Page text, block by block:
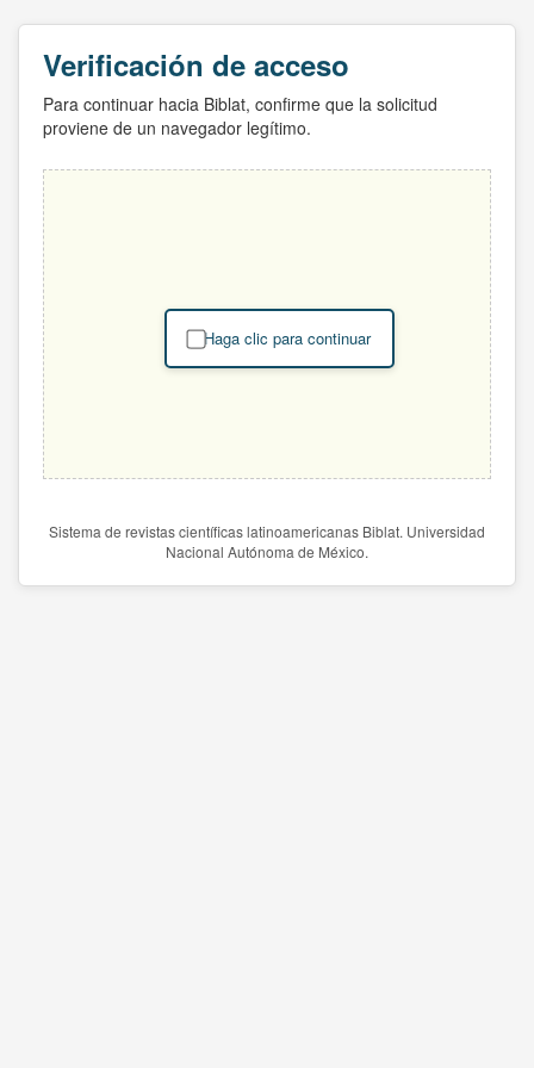
Verificación de acceso
Para continuar hacia Biblat, confirme que la solicitud
proviene de un navegador legítimo.
Haga clic para continuar
Sistema de revistas científicas latinoamericanas Biblat. Universidad
Nacional Autónoma de México.